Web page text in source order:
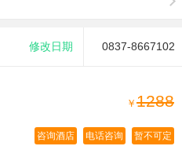
修改日期 0837-8667102
￥ 1288
暂不可定
电话咨询
咨询酒店